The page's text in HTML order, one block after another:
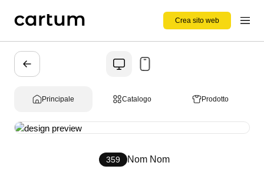
Crea sito web
Principale Catalogo Prodotto
359 Nom Nom